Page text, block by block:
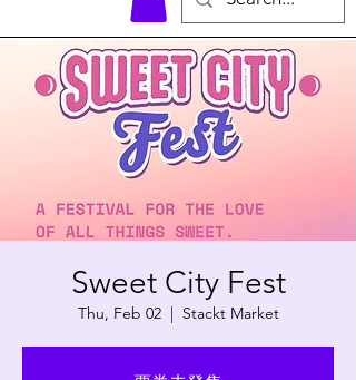
Sweet City Fest
Thu, Feb 02
  |
Stackt Market